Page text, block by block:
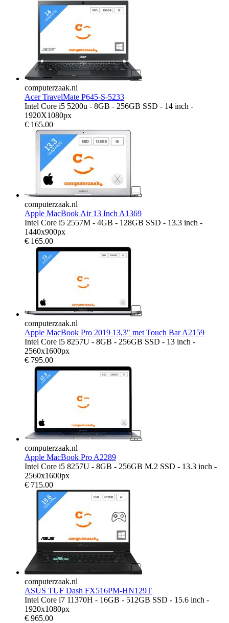
computerzaak.nl
Acer TravelMate P645-S-5233
Intel Core i5 5200u - 8GB - 256GB SSD - 14 inch -
1920X1080px
€ 165.00
computerzaak.nl
Apple MacBook Air 13 Inch A1369
Intel Core i5 2557M - 4GB - 128GB SSD - 13.3 inch -
1440x900px
€ 165.00
computerzaak.nl
Apple MacBook Pro 2019 13,3" met Touch Bar A2159
Intel Core i5 8257U - 8GB - 256GB SSD - 13 inch -
2560x1600px
€ 795.00
computerzaak.nl
Apple MacBook Pro A2289
Intel Core i5 8257U - 8GB - 256GB M.2 SSD - 13.3 inch -
2560x1600px
€ 715.00
computerzaak.nl
ASUS TUF Dash FX516PM-HN129T
Intel Core i7 11370H - 16GB - 512GB SSD - 15.6 inch -
1920x1080px
€ 965.00